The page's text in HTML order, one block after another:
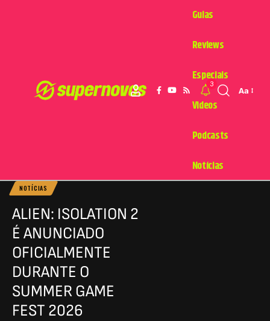
Guias
Reviews
Especiais
Videos
Podcasts
Notícias
3
Aa
NOTÍCIAS
ALIEN: ISOLATION 2
É ANUNCIADO
OFICIALMENTE
DURANTE O
SUMMER GAME
FEST 2026